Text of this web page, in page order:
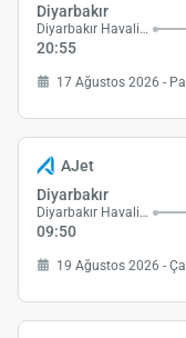
Diyarbakır
Diyarbakır Havalimanı
20:55
17 Ağustos 2026 -
AJet
Diyarbakır
Diyarbakır Havalimanı
09:50
19 Ağustos 2026 -